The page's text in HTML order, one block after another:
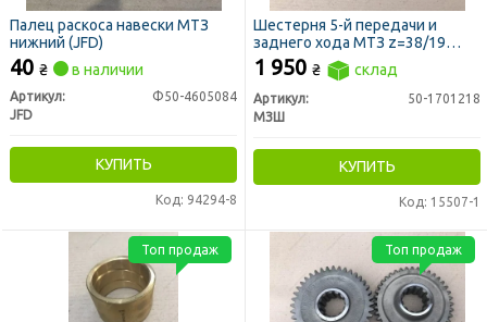
Палец раскоса навески МТЗ
нижний (JFD)
40 ₴ в наличии
Артикул:
Ф50-4605084
JFD
КУПИТЬ
Код: 94294-8
Шестерня 5-й передачи и
заднего хода МТЗ z=38/19
(МЗШ)
1 950 ₴ склад
Артикул:
50-1701218
МЗШ
КУПИТЬ
Код: 15507-1
Топ продаж Топ продаж